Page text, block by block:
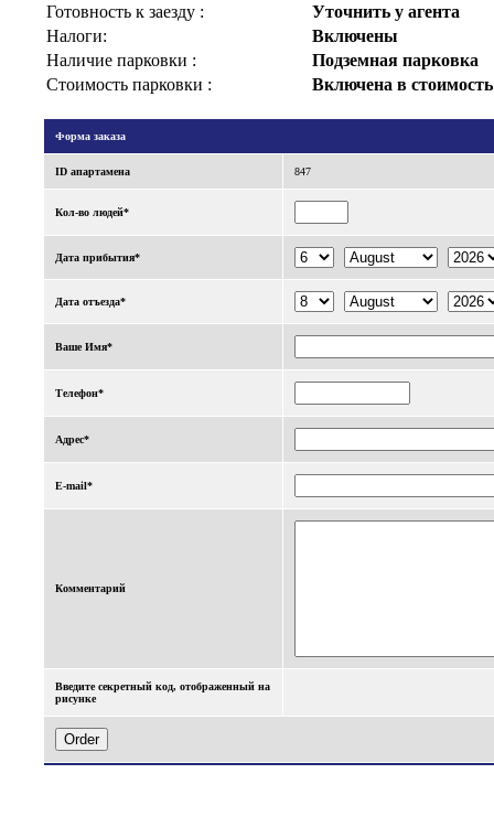
Готовность к заезду :
Уточнить у агента
Налоги:
Включены
Наличие парковки :
Подземная парковка
Стоимость парковки :
Включена в стоимость
Форма заказа
ID апартаменa 847
Кол-во людей*
Дата прибытия*
Дата отъезда*
Ваше Имя*
Телефон*
Адрес*
E-mail*
Комментарий
Введите секретный код, отображенный на
рисунке